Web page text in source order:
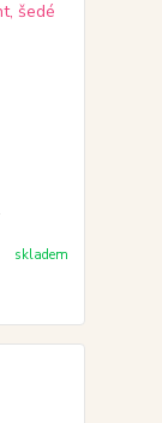
skladem